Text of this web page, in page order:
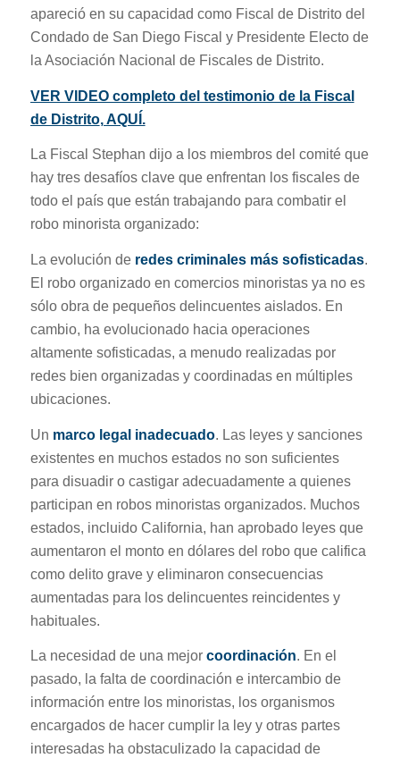
apareció en su capacidad como Fiscal de Distrito del
Condado de San Diego Fiscal y Presidente Electo de
la Asociación Nacional de Fiscales de Distrito.
VER VIDEO completo del testimonio de la Fiscal
de Distrito, AQUÍ.
La Fiscal Stephan dijo a los miembros del comité que
hay tres desafíos clave que enfrentan los fiscales de
todo el país que están trabajando para combatir el
robo minorista organizado:
La evolución de redes criminales más sofisticadas.
El robo organizado en comercios minoristas ya no es
sólo obra de pequeños delincuentes aislados. En
cambio, ha evolucionado hacia operaciones
altamente sofisticadas, a menudo realizadas por
redes bien organizadas y coordinadas en múltiples
ubicaciones.
Un marco legal inadecuado. Las leyes y sanciones
existentes en muchos estados no son suficientes
para disuadir o castigar adecuadamente a quienes
participan en robos minoristas organizados. Muchos
estados, incluido California, han aprobado leyes que
aumentaron el monto en dólares del robo que califica
como delito grave y eliminaron consecuencias
aumentadas para los delincuentes reincidentes y
habituales.
La necesidad de una mejor coordinación. En el
pasado, la falta de coordinación e intercambio de
información entre los minoristas, los organismos
encargados de hacer cumplir la ley y otras partes
interesadas ha obstaculizado la capacidad de